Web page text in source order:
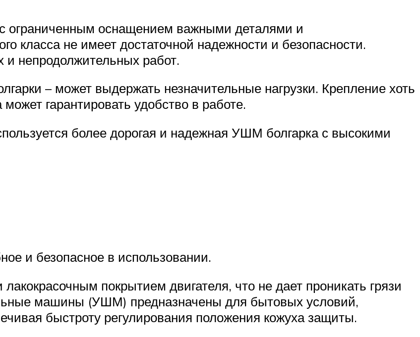
ограниченным оснащением важными деталями и
класса не имеет достаточной надежности и безопасности.
и непродолжительных работ.
– может выдержать незначительные нагрузки. Крепление хоть
гарантировать удобство в работе.
более дорогая и надежная УШМ болгарка с высокими
и безопасное в использовании.
покрытием двигателя, что не дает проникать грязи
машины (УШМ) предназначены для бытовых условий,
быстроту регулирования положения кожуха защиты.